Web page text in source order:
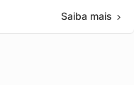
Saiba mais